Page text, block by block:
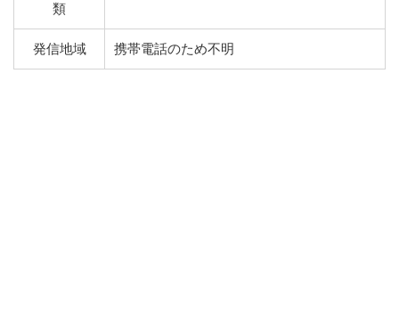
類
発信地域 携帯電話のため不明